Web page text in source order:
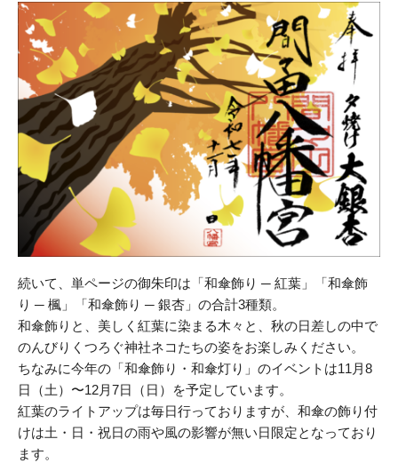
続いて、単ページの御朱印は「和傘飾り ─ 紅葉」「和傘飾
り ─ 楓」「和傘飾り ─ 銀杏」の合計3種類。
和傘飾りと、美しく紅葉に染まる木々と、秋の日差しの中で
のんびりくつろぐ神社ネコたちの姿をお楽しみください。
ちなみに今年の「和傘飾り・和傘灯り」のイベントは11月8
日（土）〜12月7日（日）を予定しています。
紅葉のライトアップは毎日行っておりますが、和傘の飾り付
けは土・日・祝日の雨や風の影響が無い日限定となっており
ます。